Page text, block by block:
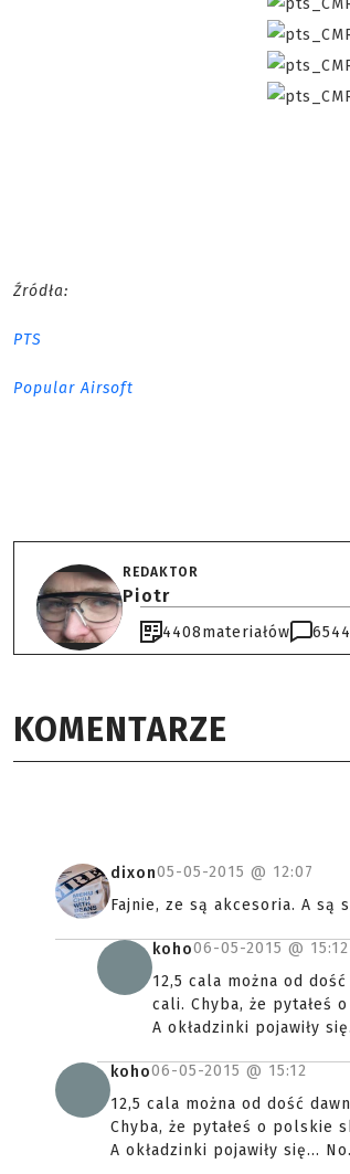
Źródła:
PTS
Popular Airsoft
REDAKTOR
Piotr
4408materiałów 6544
KOMENTARZE
dixon05-05-2015 @ 12:07
Fajnie, ze są akcesoria. A są
koho06-05-2015 @ 15:12
12,5 cala można od
cali. Chyba, że pytałeś
A okładzinki pojawiły
koho06-05-2015 @ 15:12
12,5 cala można od dość
Chyba, że pytałeś o polskie
A okładzinki pojawiły się...